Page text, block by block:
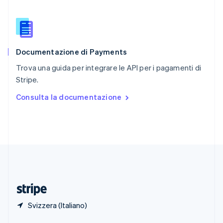
Documentazione di Payments
Trova una guida per integrare le API per i pagamenti di
Stripe.
Consulta la documentazione
Svizzera (Italiano)
English
Slovacchia
Slovenia
Spagna
Español
English Español简体中文